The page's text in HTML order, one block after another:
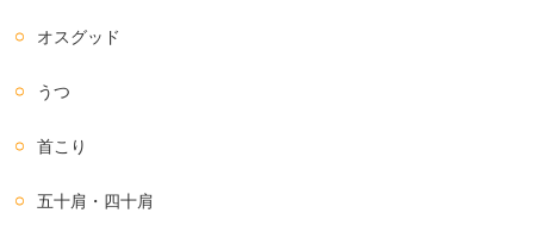
オスグッド
うつ
首こり
五十肩・四十肩